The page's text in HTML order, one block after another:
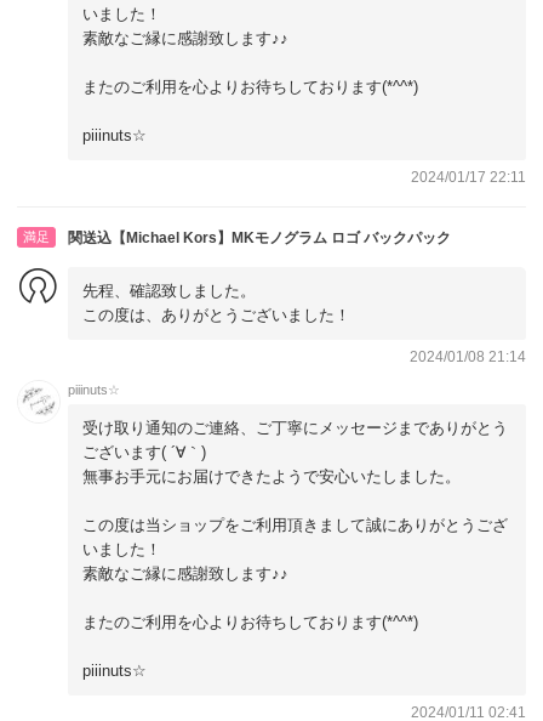
いました！
素敵なご縁に感謝致します♪♪
またのご利用を心よりお待ちしております(*^^*)
piiinuts☆
2024/01/17 22:11
満足 関送込【Michael Kors】MKモノグラム ロゴ バックパック
先程、確認致しました。
この度は、ありがとうございました！
2024/01/08 21:14
piiinuts☆
受け取り通知のご連絡、ご丁寧にメッセージまでありがとう
ございます( ´∀｀)
無事お手元にお届けできたようで安心いたしました。
この度は当ショップをご利用頂きまして誠にありがとうござ
いました！
素敵なご縁に感謝致します♪♪
またのご利用を心よりお待ちしております(*^^*)
piiinuts☆
2024/01/11 02:41